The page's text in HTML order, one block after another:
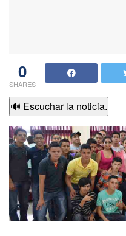
0
SHARES
🔊 Escuchar la noticia.